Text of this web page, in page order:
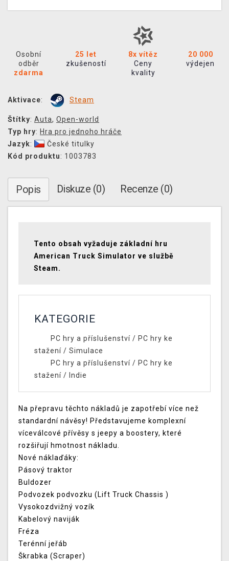
Osobní
odběr
zdarma
25 let
zkušeností
8x vítěz
Ceny
kvality
20 000
výdejen
Aktivace: Steam
Štítky: Auta, Open-world
Typ hry: Hra pro jednoho hráče
Jazyk:
České titulky
Kód produktu: 1003783
Popis Diskuze (0) Recenze (0)
Tento obsah vyžaduje základní hru
American Truck Simulator ve službě
Steam.
KATEGORIE
PC hry a příslušenství/ PC hry ke
stažení / Simulace
PC hry a příslušenství/ PC hry ke
stažení / Indie
Na přepravu těchto nákladů je zapotřebí více než
standardní návěsy! Představujeme komplexní
víceválcové přívěsy s jeepy a boostery, které
rozšiřují hmotnost nákladu.
Nové náklaďáky:
Pásový traktor
Buldozer
Podvozek podvozku (Lift Truck Chassis )
Vysokozdvižný vozík
Kabelový naviják
Fréza
Terénní jeřáb
Škrabka (Scraper)